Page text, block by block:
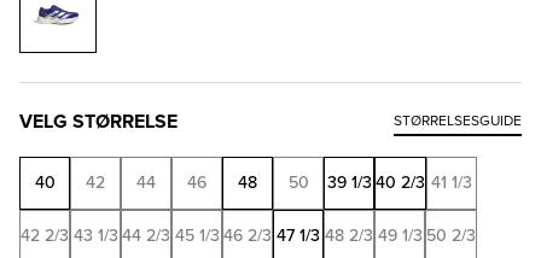
VELG STØRRELSE STØRRELSESGUIDE
40 42 44 46 48 50 39 1/340 2/3 41 1/3
42 2/3 43 1/344 2/3 45 1/346 2/3 47 1/348 2/3 49 1/3 50 2/3